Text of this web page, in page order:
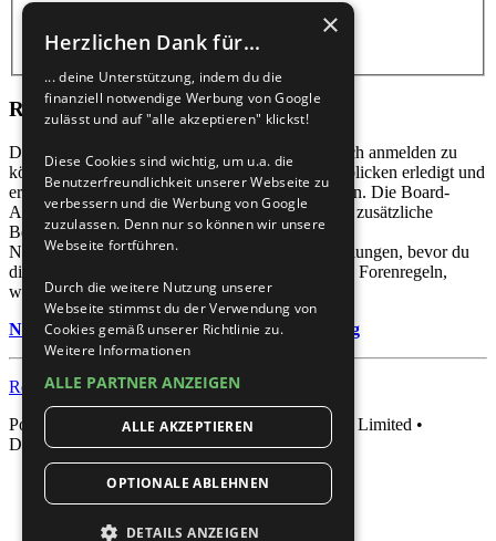
Registrieren
Du musst in diesem Forum registriert sein, um dich anmelden zu
können. Die Registrierung ist in wenigen Augenblicken erledigt und
ermöglicht dir, auf weitere Funktionen zuzugreifen. Die Board-
Administration kann registrierten Benutzern auch zusätzliche
Berechtigungen zuweisen. Beachte bitte unsere
Nutzungsbedingungen und die verwandten Regelungen, bevor du
dich registrierst. Bitte beachte auch die jeweiligen Forenregeln,
wenn du dich in diesem Board bewegst.
Nutzungsbedingungen|Datenschutzerklärung
Registrieren
Powered by
phpBB ® Forum Software © phpBB Limited •
Deutsche Übersetzung durchphpBB.de
×
Herzlichen Dank für...
... deine Unterstützung, indem du die
finanziell notwendige Werbung von Google
zulässt und auf "alle akzeptieren" klickst!
Diese Cookies sind wichtig, um u.a. die
Benutzerfreundlichkeit unserer Webseite zu
verbessern und die Werbung von Google
zuzulassen. Denn nur so können wir unsere
Webseite fortführen.
Durch die weitere Nutzung unserer
Webseite stimmst du der Verwendung von
Cookies gemäß unserer Richtlinie zu.
Weitere Informationen
ALLE PARTNER ANZEIGEN
ALLE AKZEPTIEREN
OPTIONALE ABLEHNEN
DETAILS ANZEIGEN